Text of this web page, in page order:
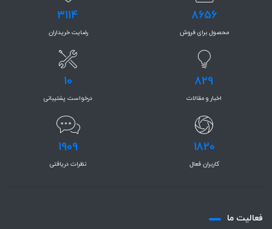
8656
محصول برای فروش
3114
رضایت خریداران
829
اخبار و مقالات
10
درخواست پشتیبانی
1820
کاربران فعال
1909
نظرات دریافتی
فعاليت ما